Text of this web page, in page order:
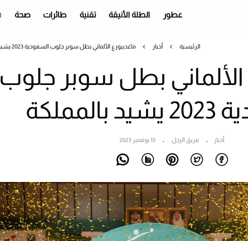
عطور الطلة الأنيقة تقنية طائرات صحة
الرئيسية أخبار ماغديبورغ الألماني بطل سوبر جلوب السعودية 2023 يشيد بالمملكة
الألماني بطل سوبر جلوب
أخبار فريق الرجل 13 نوفمبر 2023